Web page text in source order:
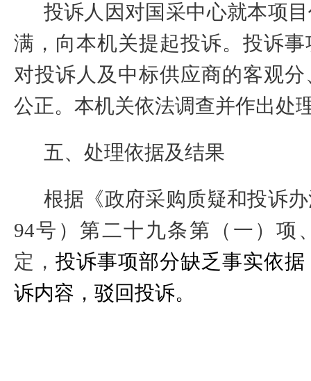
投诉人因对国采中心就本项
满，向本机关提起投诉。投诉
对投诉人及中标供应商的客观
公正。 本机关依法调查并作出处
五、处理依据及结果
根据《政府采购质疑和投诉
94号）第二十九条第（一）项
定，投诉事项部分缺乏事实依
诉内容，驳回投诉。